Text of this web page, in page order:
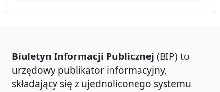
Biuletyn Informacji Publicznej (BIP) to
urzędowy publikator informacyjny,
składający się z ujednoliconego systemu